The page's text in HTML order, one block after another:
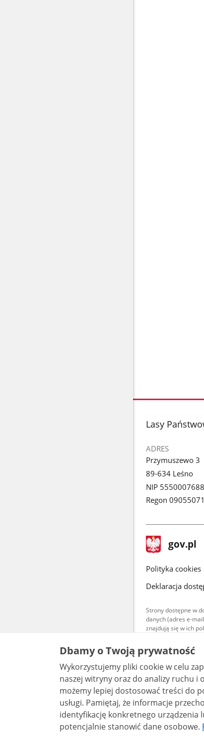
stopka
Lasy
ADRES
Przymuszewo 3
89-634 Leśno
NIP 5550007688
Regon
stopka
gov.pl Strona
gov.pl
gov.pl
Polityka cookies
Deklaracja
Strony dostępne w
danych (adres e-
znajdują się w ich
są
bez
Dbamy o Twoją prywatność
Wykorzystujemy pliki cookie w celu
naszej witryny oraz do analizy ruchu i
możemy lepiej dostosować treści do
usługi. Pamiętaj, że informacje przechowywane w plikach cookie mogą pozwalać na
identyfikację konkretnego urządzenia
potencjalnie stanowić dane osobowe.